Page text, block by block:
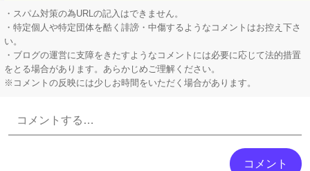
【朗報】 エルデンリングマグネットきたあああああ
・スパム対策の為URLの記入はできません。
・特定個人や特定団体を酷く誹謗・中傷するようなコメントはお控え下さ
い。
・ブログの運営に支障をきたすようなコメントには必要に応じて法的措置
をとる場合があります。あらかじめご理解ください。
※コメントの反映には少しお時間をいただく場合があります。